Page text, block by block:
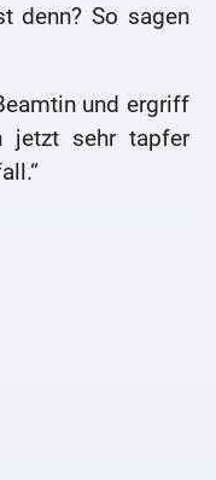
denn? So sagen
und ergriff
jetzt sehr tapfer